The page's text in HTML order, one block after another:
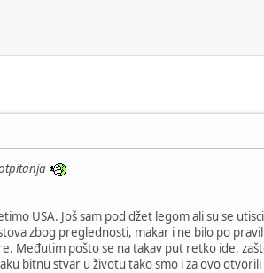
USA. Još sam pod džet legom ali su se
zbog preglednosti, makar i ne bilo po
Međutim pošto se na takav put retko ide,
bitnu stvar u životu tako smo i za ovo